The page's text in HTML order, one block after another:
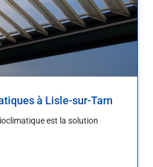
à Lisle-sur-Tarn
est la solution